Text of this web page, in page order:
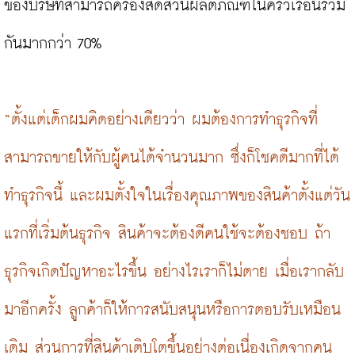
ของบริษัทสามารถครองสัดส่วนผลิตภัณฑ์ในครัวเรือนรวม
กันมากกว่า 70%
“ตั้งแต่เด็กผมคิดอย่างเดียวว่า ผมต้องการทำธุรกิจที่
สามารถขายให้กับผู้คนได้จำนวนมาก ซึ่งก็โชคดีมากที่ได้
ทำธุรกิจนี้ และผมตั้งใจในเรื่องคุณภาพของสินค้าตั้งแต่วัน
แรกที่เริ่มต้นธุรกิจ สินค้าจะต้องดีคนใช้จะต้องชอบ ถ้า
ธุรกิจเกิดปัญหาอะไรขึ้น อย่างไรเราก็ไม่ตาย เมื่อเรากลับ
มาอีกครั้ง ลูกค้าก็ให้การสนับสนุนหรือการตอบรับเหมือน
เดิม ส่วนการที่สินค้าเติบโตขึ้นอย่างต่อเนื่องเกิดจากคน